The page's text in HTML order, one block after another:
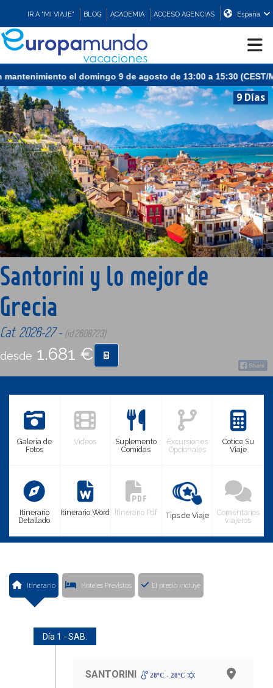
IR A "MI VIAJE" BLOG ACADEMIA ACCESO AGENCIAS España
CRUCEROS
EUROPA
ASIA
ORIENTE
PROMOCIONES
COMPRAR
el domingo 9 de agosto de 13:00 a 15:30 (CEST/Madrid).
9 Días
Santorini y lo mejor de
Grecia
Cat. 2026-27 - (id:2608723)
desde 1.681 €
Galería de
Fotos
Videos
Suplemento
Comidas
Excursiones
Opcionales
Cotice Su
Viaje
Itinerario
Detallado
Itinerario Word Itinerario Pdf Tips de Viaje
Comentarios
viajeros
Itinerario Hoteles Previstos El precio incluye
Día 1 - SAB.
SANTORINI 28ºC - 28ºC